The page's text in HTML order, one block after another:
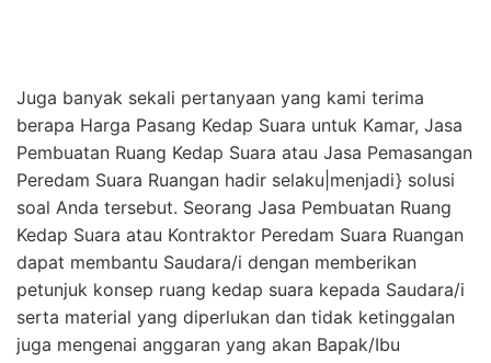
Juga banyak sekali pertanyaan yang kami terima
berapa Harga Pasang Kedap Suara untuk Kamar, Jasa
Pembuatan Ruang Kedap Suara atau Jasa Pemasangan
Peredam Suara Ruangan hadir selaku|menjadi} solusi
soal Anda tersebut. Seorang Jasa Pembuatan Ruang
Kedap Suara atau Kontraktor Peredam Suara Ruangan
dapat membantu Saudara/i dengan memberikan
petunjuk konsep ruang kedap suara kepada Saudara/i
serta material yang diperlukan dan tidak ketinggalan
juga mengenai anggaran yang akan Bapak/Ibu